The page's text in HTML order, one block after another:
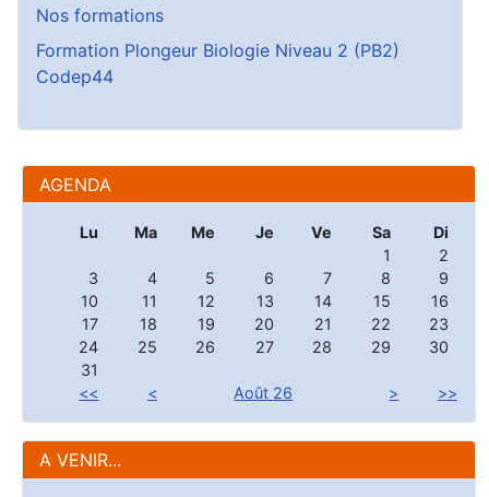
AGENDA
Lu Ma Me Je Ve Sa
Di
1
2
3
4 5 6 7 8
9
10
11 12 13 14 15
16
17
18 19 20 21 22
23
24
25 26 27 28 29
30
31
<<
< Août 26 > >>
A VENIR...
Nos formations
Formation Plongeur Biologie Niveau 2 (PB2)
Codep44